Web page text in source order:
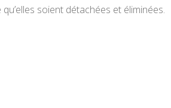
qu’elles soient détachées et éliminées.